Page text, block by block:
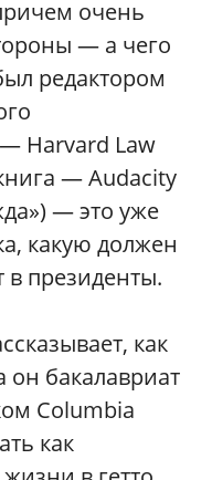
очень
— а чего
редактором
Harvard Law
— Audacity
— это уже
какую должен
в президенты.
как
бакалавриат
Columbia
как